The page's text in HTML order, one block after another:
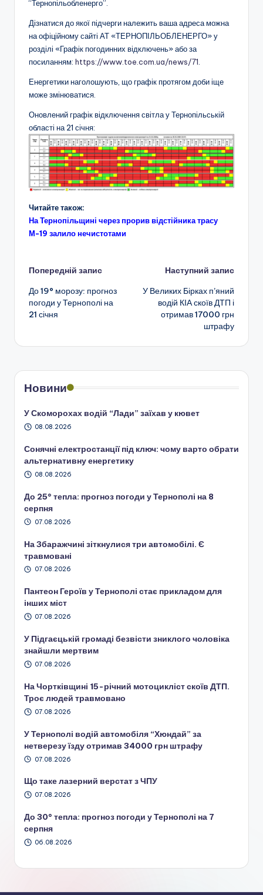
“Тернопільобленерго”.
Дізнатися до якої підчерги належить ваша адреса можна
на офіційному сайті АТ «ТЕРНОПІЛЬОБЛЕНЕРГО» у
розділі «Графік погодинних відключень» або за
посиланням: https://www.toe.com.ua/news/71.
Енергетики наголошують, що графік протягом доби іще
може змінюватися.
Оновлений графік відключення світла у Тернопільській
області на 21 січня:
Читайте також:
На Тернопільщині через прорив відстійника трасу
М-19 залило нечистотами
Навігація
по
запису
Попередній запис
До 19° морозу: прогноз
погоди у Тернополі на
21 січня
Наступний запис
У Великих Бірках п’яний
водій КІА скоїв ДТП і
отримав 17000 грн
штрафу
Новини
У Скоморохах водій “Лади” заїхав у кювет
08.08.2026
Сонячні електростанції під ключ: чому варто обрати
альтернативну енергетику
08.08.2026
До 25° тепла: прогноз погоди у Тернополі на 8
серпня
07.08.2026
На Збаражчині зіткнулися три автомобілі. Є
травмовані
07.08.2026
Пантеон Героїв у Тернополі стає прикладом для
інших міст
07.08.2026
У Підгаєцькій громаді безвісти зниклого чоловіка
знайшли мертвим
07.08.2026
На Чортківщині 15-річний мотоцикліст скоїв ДТП.
Троє людей травмовано
07.08.2026
У Тернополі водій автомобіля “Хюндай” за
нетверезу їзду отримав 34000 грн штрафу
07.08.2026
Що таке лазерний верстат з ЧПУ
07.08.2026
До 30° тепла: прогноз погоди у Тернополі на 7
серпня
06.08.2026